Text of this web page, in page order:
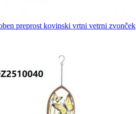
preprost kovinski vrtni vetrni zvonček